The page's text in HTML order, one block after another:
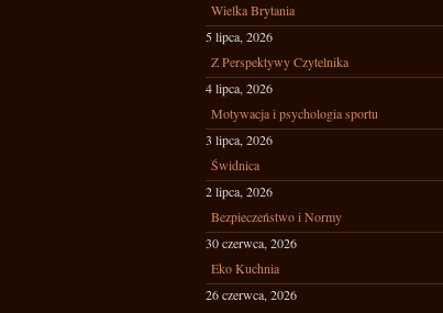
Wielka Brytania
5 lipca, 2026
Z Perspektywy Czytelnika
4 lipca, 2026
Motywacja i psychologia sportu
3 lipca, 2026
Świdnica
2 lipca, 2026
Bezpieczeństwo i Normy
30 czerwca, 2026
Eko Kuchnia
26 czerwca, 2026